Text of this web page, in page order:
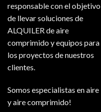
responsable con el objetivo
de llevar soluciones de
ALQUILER de aire
comprimido y equipos para
los proyectos de nuestros
clientes.
Somos especialistas en aire
y aire comprimido!